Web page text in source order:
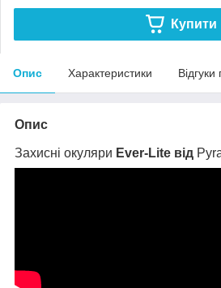
Купити
Опис Характеристики
Опис
Захисні окуляри Ever-Lite від